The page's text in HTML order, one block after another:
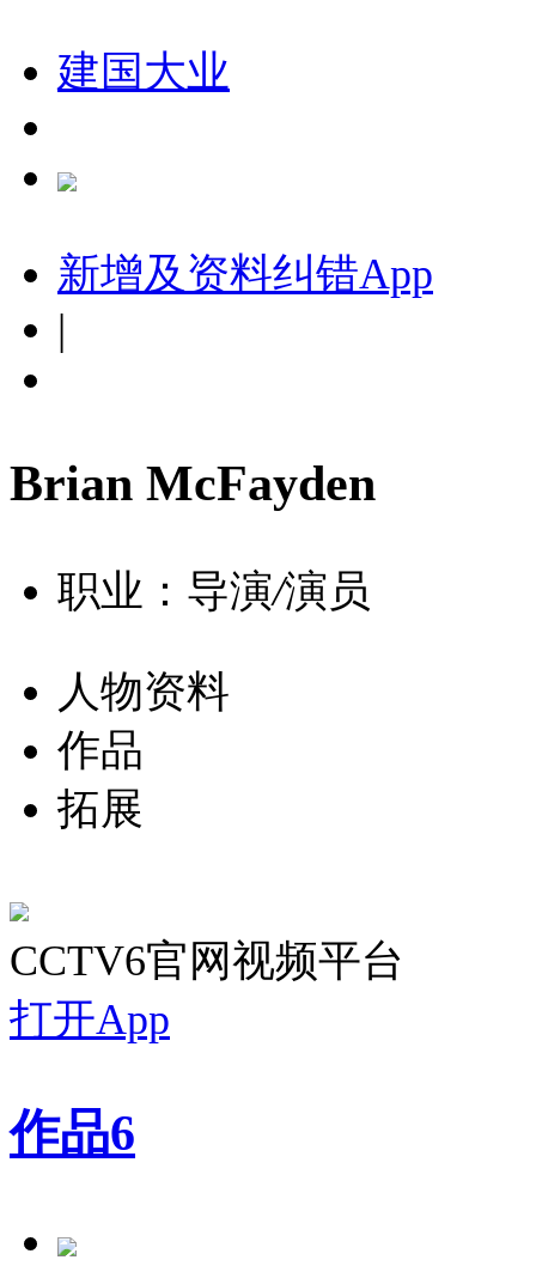
建国大业
新增及资料纠错App
|
Brian McFayden
职业：导演/演员
人物资料
作品
拓展
CCTV6官网视频平台
打开App
作品6